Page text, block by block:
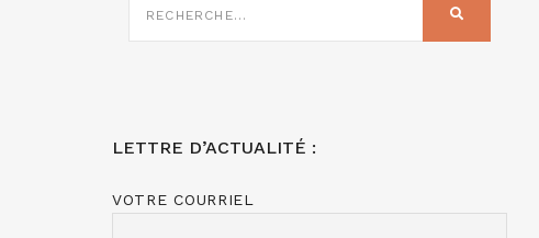
SUR
LETTRE D’ACTUALITÉ :
VOTRE COURRIEL